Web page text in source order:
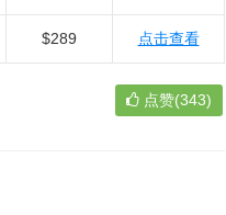
$289 点击查看
点赞(343)